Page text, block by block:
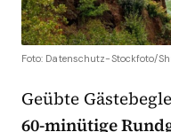
Foto: Datenschutz-Stockfoto/
Geübte
60-minütige